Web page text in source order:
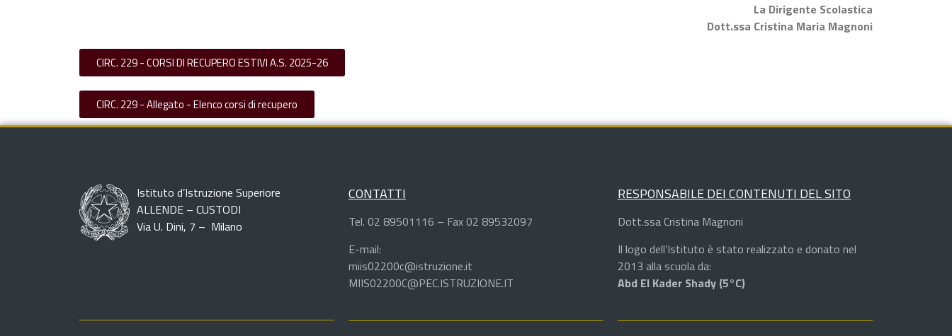
La Dirigente Scolastica
Dott.ssa Cristina Maria Magnoni
CIRC. 229 - CORSI DI RECUPERO ESTIVI A.S. 2025-26
CIRC. 229 - Allegato - Elenco corsi di recupero
Istituto d’Istruzione Superiore
ALLENDE – CUSTODI
Via U. Dini, 7 – Milano
CONTATTI
Tel. 02 89501116 – Fax 02 89532097
E-mail:
miis02200c@istruzione.it
MIIS02200C@PEC.ISTRUZIONE.IT
RESPONSABILE DEI CONTENUTI DEL SITO
Dott.ssa Cristina Magnoni
Il logo dell’Istituto è stato realizzato e donato nel
2013 alla scuola da:
Abd El Kader Shady (5°C)